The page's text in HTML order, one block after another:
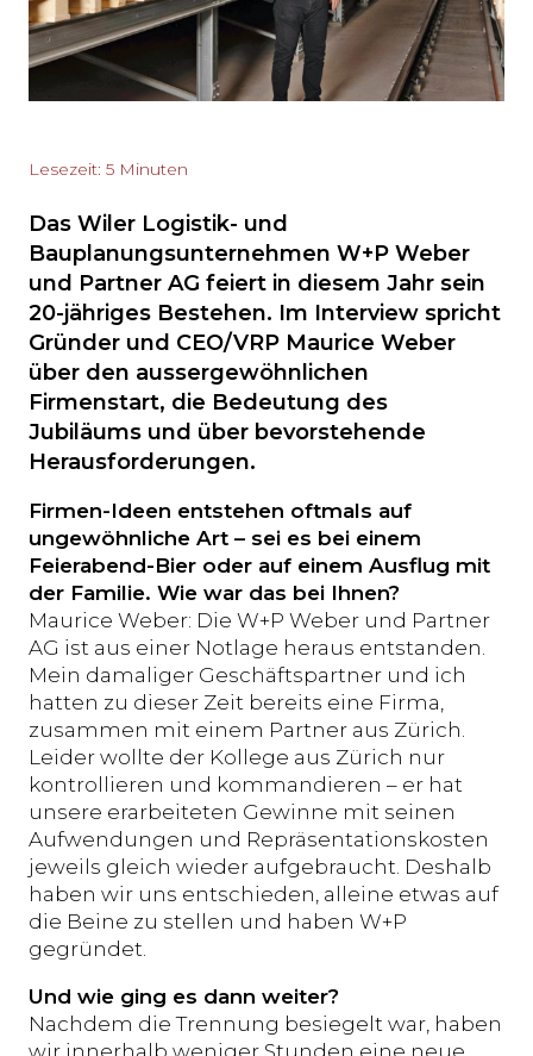
Lesezeit: 5 Minuten
Das Wiler Logistik- und
Bauplanungsunternehmen W+P Weber
und Partner AG feiert in diesem Jahr sein
20-jähriges Bestehen. Im Interview spricht
Gründer und CEO/VRP Maurice Weber
über den aussergewöhnlichen
Firmenstart, die Bedeutung des
Jubiläums und über bevorstehende
Herausforderungen.
Firmen-Ideen entstehen oftmals auf
ungewöhnliche Art – sei es bei einem
Feierabend-Bier oder auf einem Ausflug mit
der Familie. Wie war das bei Ihnen?
Maurice Weber: Die W+P Weber und Partner
AG ist aus einer Notlage heraus entstanden.
Mein damaliger Geschäftspartner und ich
hatten zu dieser Zeit bereits eine Firma,
zusammen mit einem Partner aus Zürich.
Leider wollte der Kollege aus Zürich nur
kontrollieren und kommandieren – er hat
unsere erarbeiteten Gewinne mit seinen
Aufwendungen und Repräsentationskosten
jeweils gleich wieder aufgebraucht. Deshalb
haben wir uns entschieden, alleine etwas auf
die Beine zu stellen und haben W+P
gegründet.
Und wie ging es dann weiter?
Nachdem die Trennung besiegelt war, haben